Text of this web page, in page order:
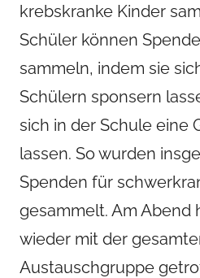
krebskranke Kinder
Schüler können
sammeln, indem sie
Schülern sponsern
sich in der Schule eine
lassen. So wurden
Spenden für
gesammelt. Am Abend
wieder mit der
Austauschgruppe